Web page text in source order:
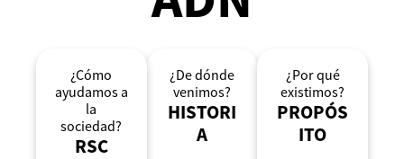
¿Cómo
ayudamos a
la
sociedad?
RSC
¿De dónde
venimos?
HISTORI
A
¿Por qué
existimos?
PROPÓS
ITO